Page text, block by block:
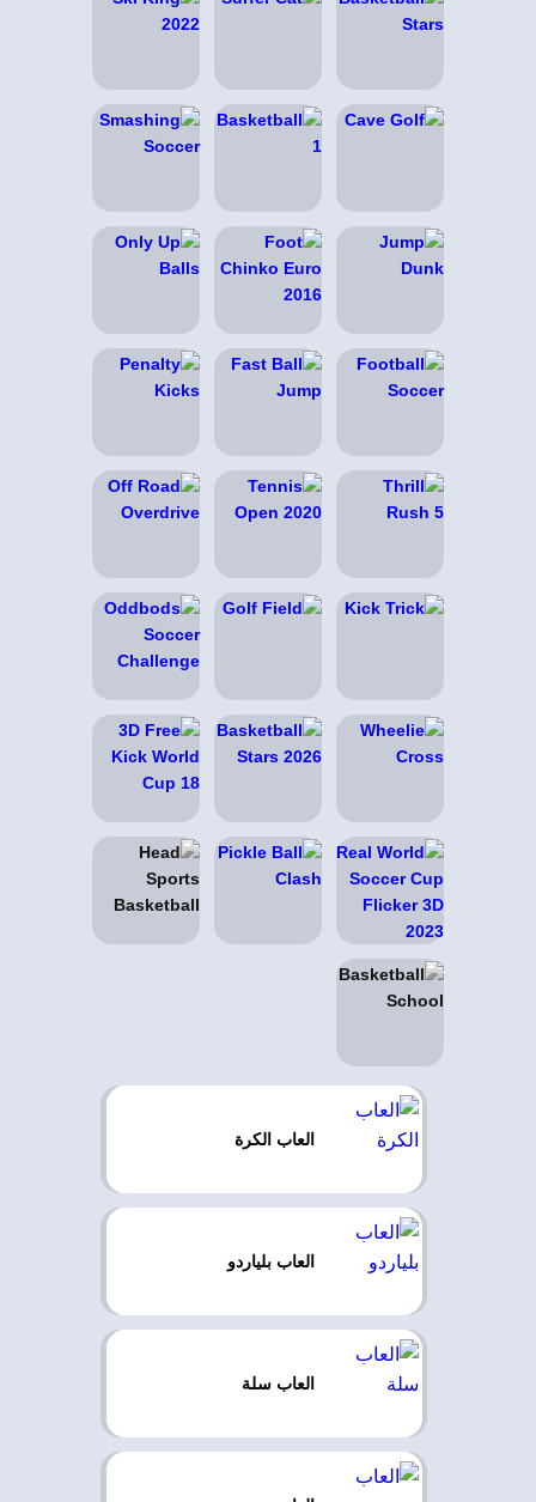
العاب الكرة
العاب بلياردو
العاب سلة